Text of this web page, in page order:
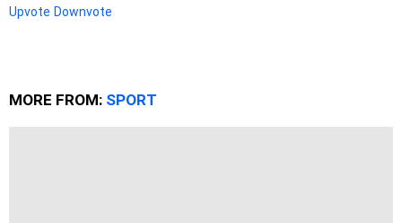
Upvote Downvote
MORE FROM: SPORT